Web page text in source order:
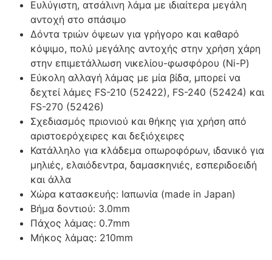
Ευλύγιστη, ατσάλινη λάμα με ιδιαίτερα μεγάλη
αντοχή στο σπάσιμο
Δόντα τριών όψεων για γρήγορο και καθαρό
κόψιμο, πολύ μεγάλης αντοχής στην χρήση χάρη
στην επιμετάλλωση νικελίου-φωσφόρου (Ni-P)
Εύκολη αλλαγή λάμας με μία βίδα, μπορεί να
δεχτεί λάμες FS-210 (52422), FS-240 (52424) και
FS-270 (52426)
Σχεδιασμός πριονιού και θήκης για χρήση από
αριστοερόχειρες και δεξιόχειρες
Κατάλληλο για κλάδεμα οπωροφόρων, ιδανικό για
μηλιές, ελαιόδεντρα, δαμασκηνιές, εσπεριδοειδή
και άλλα
Χώρα κατασκευής: Ιαπωνία (made in Japan)
Βήμα δοντιού: 3.0mm
Πάχος λάμας: 0.7mm
Μήκος λάμας: 210mm